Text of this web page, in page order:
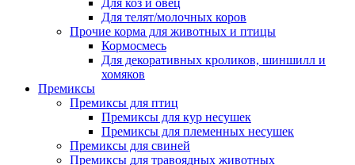
Для коз и овец
Для телят/молочных коров
Прочие корма для животных и птицы
Кормосмесь
Для декоративных кроликов, шиншилл и
хомяков
Премиксы
Премиксы для птиц
Премиксы для кур несушек
Премиксы для племенных несушек
Премиксы для свиней
Премиксы для травоядных животных